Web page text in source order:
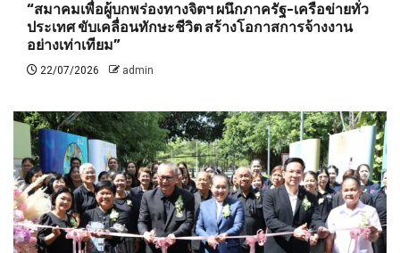
“สมาคมเพื่อผู้บกพร่องทางจิตฯ ผนึกภาครัฐ-เครือข่ายทั่ว
ประเทศ ขับเคลื่อนทักษะชีวิต สร้างโอกาสการจ้างงาน
อย่างเท่าเทียม”
22/07/2026 admin